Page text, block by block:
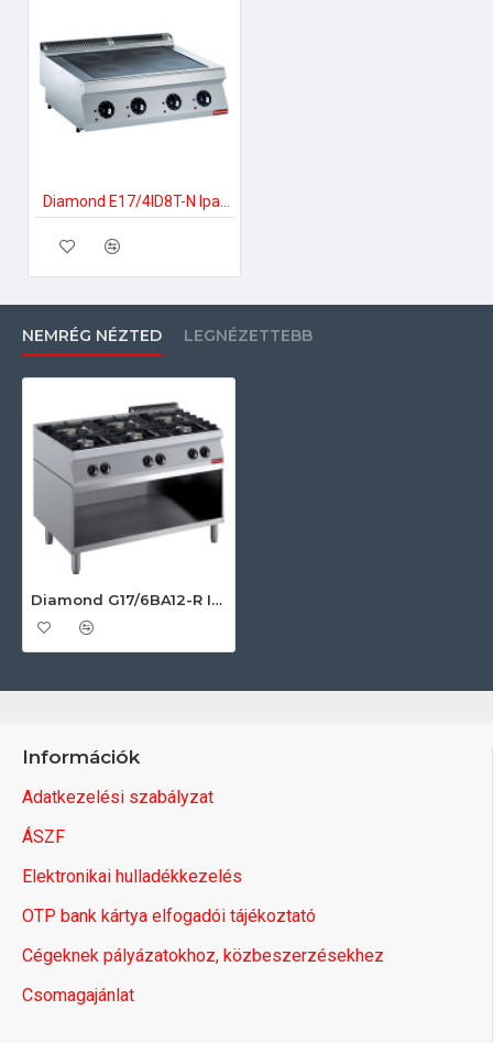
NEMRÉG NÉZTED LEGNÉZETTEBB
Diamond G17/6BA12-R Ipari gáztűzhely
Információk
Adatkezelési szabályzat
ÁSZF
Elektronikai hulladékkezelés
OTP bank kártya elfogadói tájékoztató
Cégeknek pályázatokhoz, közbeszerzésekhez
Csomagajánlat